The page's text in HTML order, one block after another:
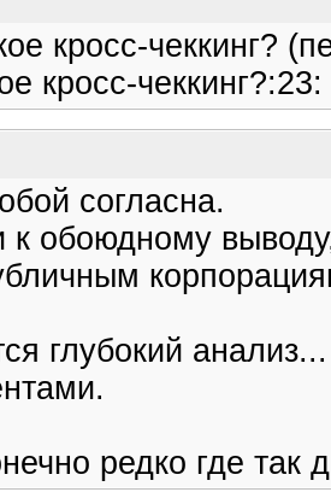
кросс-чеккинг?
кросс-чеккинг?:23:
согласна.
обоюдному
глубокий
редко где так